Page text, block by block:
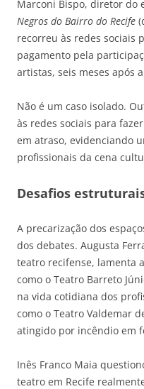
Marconi Bispo, diretor do
Negros do Bairro do Recife
recorreu às redes sociais
pagamento pela
artistas, seis meses após
Não é um caso isolado.
às redes sociais para
em atraso, evidenciando
profissionais da cena
Desafios
A precarização dos
dos debates. Augusta
teatro recifense, lamenta
como o Teatro Barreto
na vida cotidiana dos
como o Teatro Valdemar
atingido por incêndio em
Inês Franco Maia
teatro em Recife